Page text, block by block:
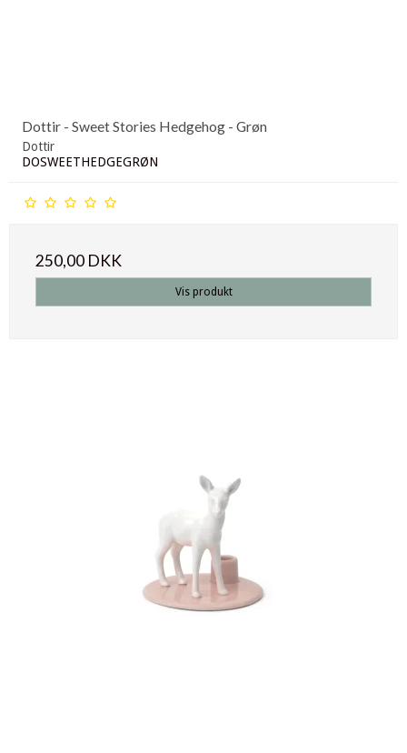
Dottir - Sweet Stories Hedgehog - Grøn
Dottir
DOSWEETHEDGEGRØN
250,00 DKK
Vis produkt